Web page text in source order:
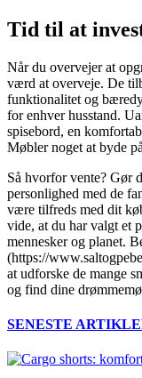
Tid til at
Når du overvejer at
værd at overveje. De
funktionalitet og
for enhver husstand.
spisebord, en
Møbler noget at byde
Så hvorfor vente? Gør
personlighed med de
være tilfreds med dit
vide, at du har valgt et
mennesker og planet.
(https://
at udforske de mange
og find dine
SENESTE